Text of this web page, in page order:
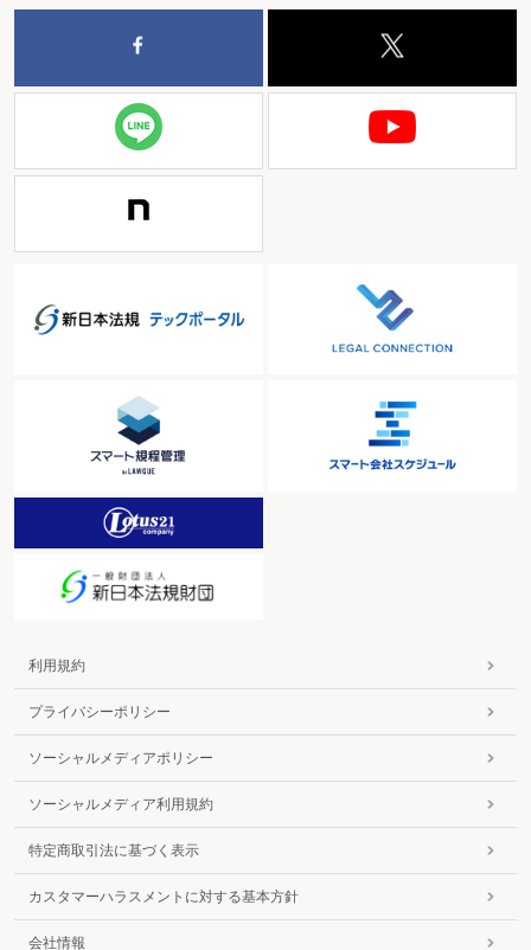
利用規約
プライバシーポリシー
ソーシャルメディアポリシー
ソーシャルメディア利用規約
特定商取引法に基づく表示
カスタマーハラスメントに対する基本方針
会社情報